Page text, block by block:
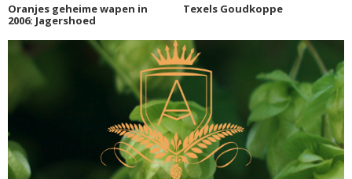
Oranjes geheime wapen in
2006: Jagershoed
Texels Goudkoppe